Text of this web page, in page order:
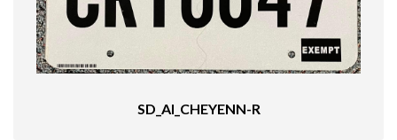
SD_AI_CHEYENN-R